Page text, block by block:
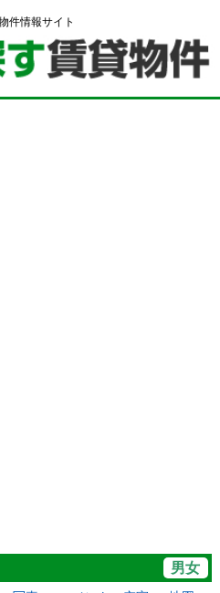
件情報サイト
男女